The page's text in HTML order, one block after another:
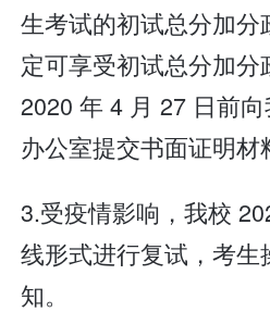
生考试的初试总分加
定可享受初试总分加
2020 年 4 月 27 日前
办公室提交书面证明材
3.受疫情影响，我校
线形式进行复试，考生
知。